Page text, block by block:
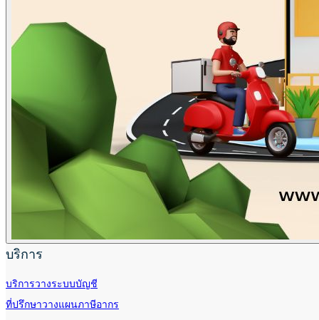
บริการ
บริการวางระบบบัญชี
ที่ปรึกษาวางแผนภาษีอากร